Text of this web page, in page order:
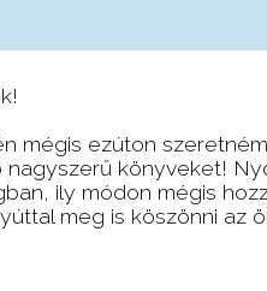
mégis ezúton
nagyszerű könyveket!
ily módon mégis
meg is köszönni az